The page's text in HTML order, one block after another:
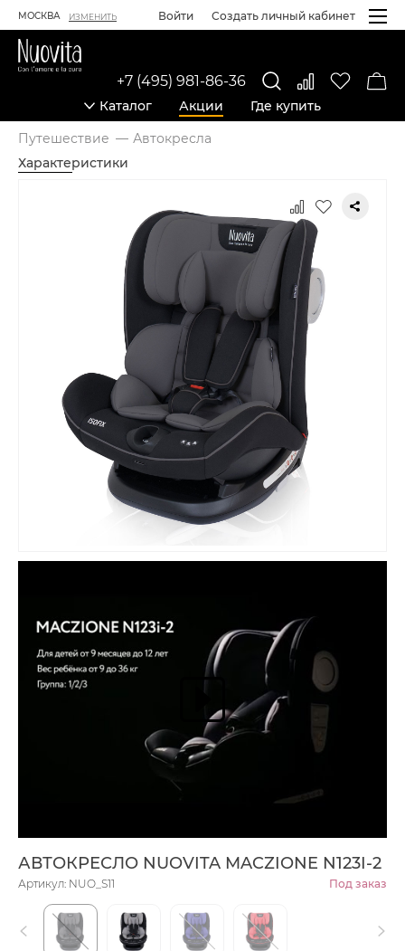
МОСКВА ИЗМЕНИТЬ Войти Создать личный кабинет
Каталог Акции Где купить
+7 (495) 981-86-36
Путешествие
Автокресла
Характеристики
АВТОКРЕСЛО NUOVITA MACZIONE N123I-2
Артикул: NUO_S11 Под заказ